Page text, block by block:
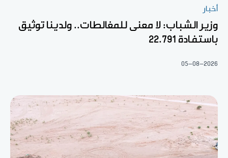
أخبار
وزير الشباب: لا معنى للمغالطات.. ولدينا توثيق
باستفادة 22.791
05-08-2026